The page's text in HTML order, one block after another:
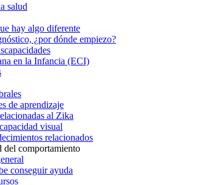
salud
hay algo diferente
¿por dónde empiezo?
en la Infancia (ECI)
de aprendizaje
al Zika
visual
relacionados
del comportamiento
conseguir ayuda